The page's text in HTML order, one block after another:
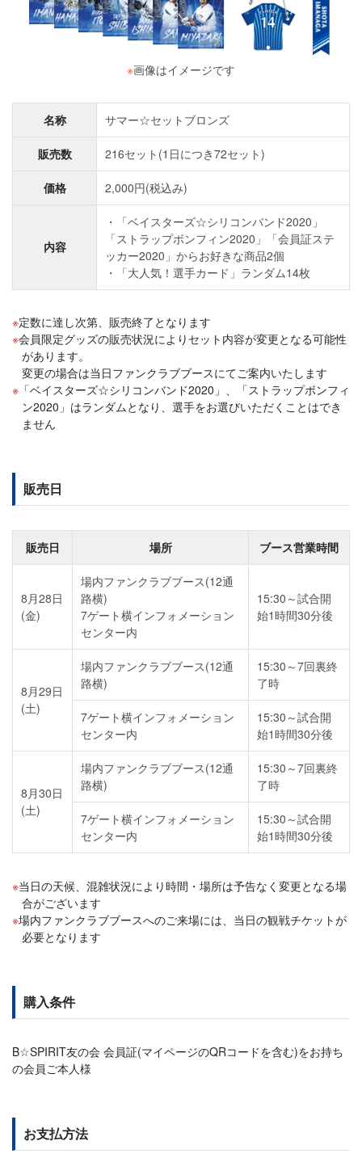
※画像はイメージです
名称 サマー☆セットブロンズ
販売数 216セット(1日につき72セット)
価格 2,000円(税込み)
内容
・「ベイスターズ☆シリコンバンド2020」
「ストラップボンフィン2020」「会員証ステ
ッカー2020」からお好きな商品2個
・「大人気！選手カード」ランダム14枚
定数に達し次第、販売終了となります
会員限定グッズの販売状況によりセット内容が変更となる可能性
があります。
変更の場合は当日ファンクラブブースにてご案内いたします
「ベイスターズ☆シリコンバンド2020」、「ストラップボンフィ
ン2020」はランダムとなり、選手をお選びいただくことはでき
ません
販売日
販売日 場所 ブース営業時間
8月28日
(金)
場内ファンクラブブース(12通
路横)
7ゲート横インフォメーション
センター内
15:30～試合開
始1時間30分後
8月29日
(土)
場内ファンクラブブース(12通
路横)
15:30～7回裏終
了時
7ゲート横インフォメーション
センター内
15:30～試合開
始1時間30分後
8月30日
(土)
場内ファンクラブブース(12通
路横)
15:30～7回裏終
了時
7ゲート横インフォメーション
センター内
15:30～試合開
始1時間30分後
当日の天候、混雑状況により時間・場所は予告なく変更となる場
合がございます
場内ファンクラブブースへのご来場には、当日の観戦チケットが
必要となります
購入条件
B☆SPIRIT友の会 会員証(マイページのQRコードを含む)をお持ち
の会員ご本人様
お支払方法